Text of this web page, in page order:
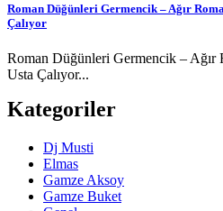
Roman Düğünleri Germencik – Ağır
Çalıyor
Roman Düğünleri Germencik – Ağır
Usta Çalıyor...
Kategoriler
Dj Musti
Elmas
Gamze Aksoy
Gamze Buket